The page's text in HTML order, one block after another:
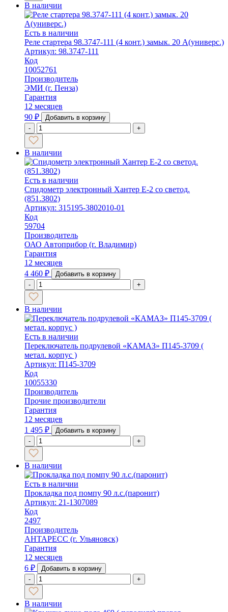
В наличии
Есть в наличии
Реле стартера 98.3747-111 (4 конт.) замык. 20 А(универс.)
Артикул: 98.3747-111
Код
10052761
Производитель
ЭМИ (г. Пенза)
Гарантия
12 месяцев
90 ₽
Добавить в корзину
-
+
В наличии
Есть в наличии
Спидометр электронный Хантер Е-2 со светод.
(851.3802)
Артикул: 315195-3802010-01
Код
59704
Производитель
ОАО Автоприбор (г. Владимир)
Гарантия
12 месяцев
4 460 ₽
Добавить в корзину
-
+
В наличии
Есть в наличии
Переключатель подрулевой «КАМАЗ» П145-3709 (
метал. корпус )
Артикул: П145-3709
Код
10055330
Производитель
Прочие производители
Гарантия
12 месяцев
1 495 ₽
Добавить в корзину
-
+
В наличии
Есть в наличии
Прокладка под помпу 90 л.с.(паронит)
Артикул: 21-1307089
Код
2497
Производитель
АНТАРЕСС (г. Ульяновск)
Гарантия
12 месяцев
6 ₽
Добавить в корзину
-
+
В наличии